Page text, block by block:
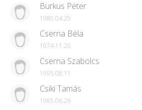
Burkus Péter
1980.04.25
Cserna Béla
1974.11.20
Cserna Szabolcs
1995.08.11
Csiki Tamás
1985.06.26